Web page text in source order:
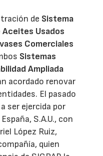
de Sistema
Usados
Comerciales
Sistemas
Ampliada
acordado renovar
El pasado
ser ejercida por
S.A.U., con
López Ruiz,
quien